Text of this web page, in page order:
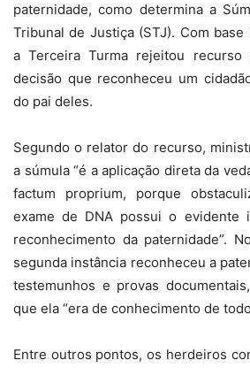
paternidade, como determina a
Tribunal de Justiça (STJ). Com
a Terceira Turma rejeitou
decisão que reconheceu um
do pai deles.
Segundo o relator do recurso,
a súmula “é a aplicação direta da
factum proprium, porque
exame de DNA possui o evidente
reconhecimento da paternidade”.
segunda instância reconheceu a
testemunhos e provas
que ela “era de conhecimento de
Entre outros pontos, os herdeiros